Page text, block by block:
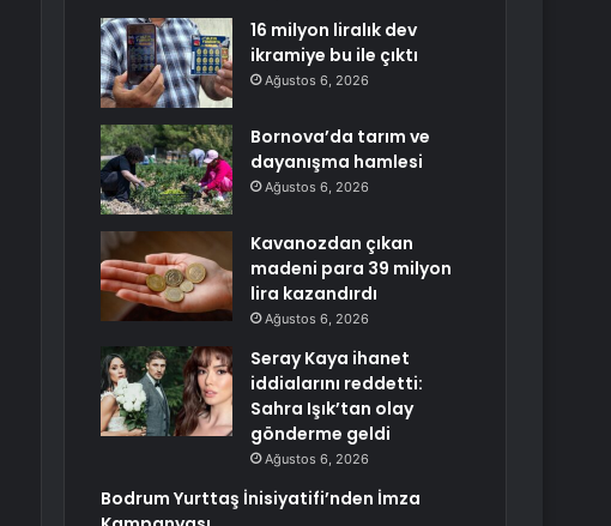
16 milyon liralık dev
ikramiye bu ile çıktı
Ağustos 6, 2026
Bornova’da tarım ve
dayanışma hamlesi
Ağustos 6, 2026
Kavanozdan çıkan
madeni para 39 milyon
lira kazandırdı
Ağustos 6, 2026
Seray Kaya ihanet
iddialarını reddetti:
Sahra Işık’tan olay
gönderme geldi
Ağustos 6, 2026
Bodrum Yurttaş İnisiyatifi’nden İmza